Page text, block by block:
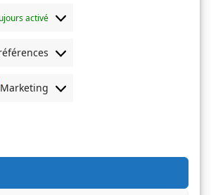
activé
Marketing